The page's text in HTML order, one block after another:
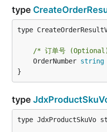
type
type
/* 订单号
	OrderNumber
string
}
type
type JdxProductSkuVo